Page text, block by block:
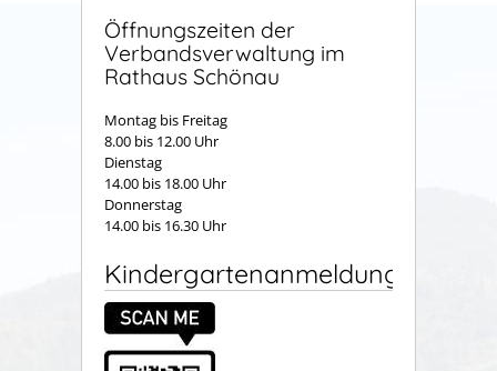
Öffnungszeiten der
Verbandsverwaltung im
Rathaus Schönau
Montag bis Freitag
8.00 bis 12.00 Uhr
Dienstag
14.00 bis 18.00 Uhr
Donnerstag
14.00 bis 16.30 Uhr
Kindergartenanmeldung